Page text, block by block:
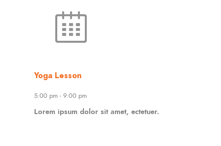
Yoga Lesson
5:00 pm - 9:00 pm
Lorem ipsum dolor sit amet, ectetuer.